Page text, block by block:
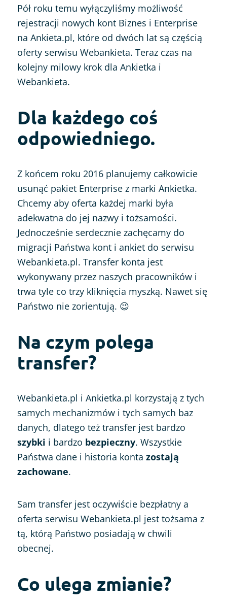
Pół roku temu wyłączyliśmy możliwość
rejestracji nowych kont Biznes i Enterprise
na Ankieta.pl, które od dwóch lat są częścią
oferty serwisu Webankieta. Teraz czas na
kolejny milowy krok dla Ankietka i
Webankieta.
Dla każdego coś
odpowiedniego.
Z końcem roku 2016 planujemy całkowicie
usunąć pakiet Enterprise z marki Ankietka.
Chcemy aby oferta każdej marki była
adekwatna do jej nazwy i tożsamości.
Jednocześnie serdecznie zachęcamy do
migracji Państwa kont i ankiet do serwisu
Webankieta.pl. Transfer konta jest
wykonywany przez naszych pracowników i
trwa tyle co trzy kliknięcia myszką. Nawet się
Państwo nie zorientują. 😉
Na czym polega
transfer?
Webankieta.pl i Ankietka.pl korzystają z tych
samych mechanizmów i tych samych baz
danych, dlatego też transfer jest bardzo
szybki i bardzo bezpieczny. Wszystkie
Państwa dane i historia konta zostają
zachowane.
Sam transfer jest oczywiście bezpłatny a
oferta serwisu Webankieta.pl jest tożsama z
tą, którą Państwo posiadają w chwili
obecnej.
Co ulega zmianie?